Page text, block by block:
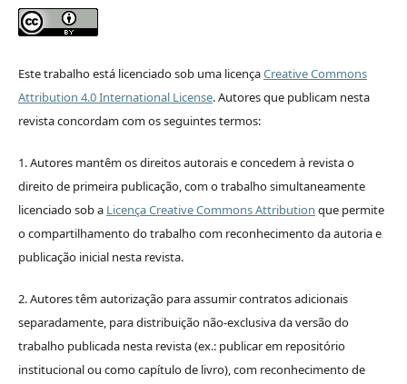
Este trabalho está licenciado sob uma licençaCreative Commons
Attribution 4.0 International License.Autores que publicam nesta
revista concordam com os seguintes termos:
1. Autores mantêm os direitos autorais e concedem à revista o
direito de primeira publicação, com o trabalho simultaneamente
licenciado sob a Licença Creative Commons Attribution que permite
o compartilhamento do trabalho com reconhecimento da autoria e
publicação inicial nesta revista.
2. Autores têm autorização para assumir contratos adicionais
separadamente, para distribuição não-exclusiva da versão do
trabalho publicada nesta revista (ex.: publicar em repositório
institucional ou como capítulo de livro), com reconhecimento de